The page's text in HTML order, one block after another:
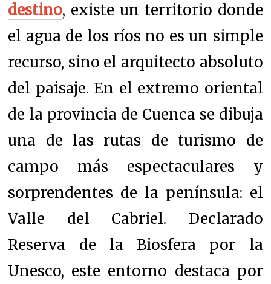
destino, existe un territorio donde
el agua de los ríos no es un simple
recurso, sino el arquitecto absoluto
del paisaje. En el extremo oriental
de la provincia de Cuenca se dibuja
una de las rutas de turismo de
campo más espectaculares y
sorprendentes de la península: el
Valle del Cabriel. Declarado
Reserva de la Biosfera por la
Unesco, este entorno destaca por